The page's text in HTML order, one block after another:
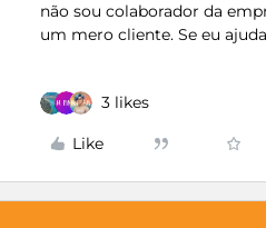
não sou colaborador da
um mero cliente. Se eu
3 likes
Like